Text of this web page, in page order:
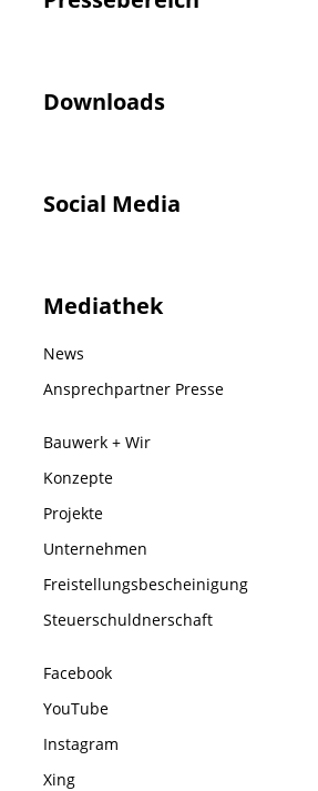
Downloads
Social Media
Mediathek
News
Ansprechpartner Presse
Bauwerk + Wir
Konzepte
Projekte
Unternehmen
Freistellungsbescheinigung
Steuerschuldnerschaft
Facebook
YouTube
Instagram
Xing